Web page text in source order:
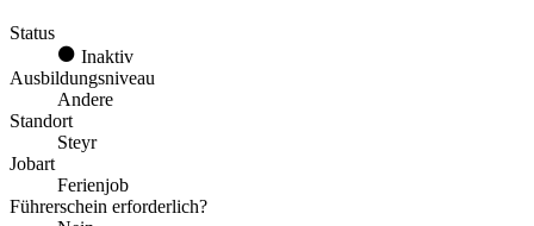
Status
Inaktiv
Ausbildungsniveau
Andere
Standort
Steyr
Jobart
Ferienjob
Führerschein erforderlich?